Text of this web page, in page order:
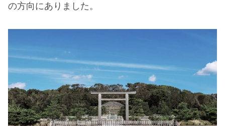
の方向にありました。